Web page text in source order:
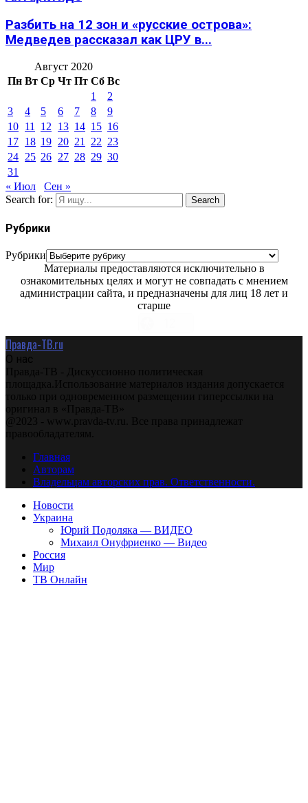
Разбить на 12 зон и «русские острова»:
Медведев рассказал как ЦРУ в...
Август 2020
Пн Вт Ср Чт Пт Сб Вс
1
2
3
4 5 6 7 8
9
10 11 12 13 14 15 16
17 18 19 20 21 22 23
24 25 26 27 28 29 30
31
« Июл
Сен »
Search for:
Search
Рубрики
Рубрики
Материалы предоставляются исключительно в
ознакомительных целях и могут не совпадать с мнением
администрации сайта, и предназначены для лиц 18 лет и
старше
Правда-ТВ.ru
О нас
Правда-ТВ - Дискуссионно политическая
площадка.Использование материалов издания допускается
только при одновременном размещении гиперссылки на
оригинал в «Правда-ТВ»
@2023 - www.pravda-tv.ru. Все права принадлежат
правообладателям.
Главная
Авторам
Владельцам авторских прав. Ответственности.
Новости
Украина
Юрий Подоляка — ВИДЕО
Михаил Онуфриенко — Видео
Россия
Мир
ТВ Онлайн